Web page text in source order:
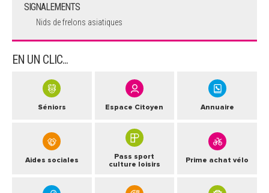
SIGNALEMENTS
Nids de frelons asiatiques
EN UN CLIC...
Séniors Espace Citoyen Annuaire
Aides sociales
Pass sport
culture loisirs
Prime achat vélo